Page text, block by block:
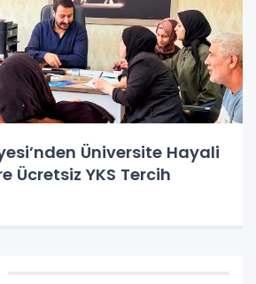
Üniversite Hayali
Ücretsiz YKS Tercih